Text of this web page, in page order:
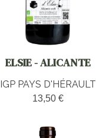
ELSIE - ALICANTE
IGP PAYS D'HÉRAULT
13,50 €